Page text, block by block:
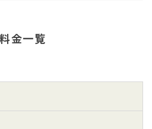
金一覧